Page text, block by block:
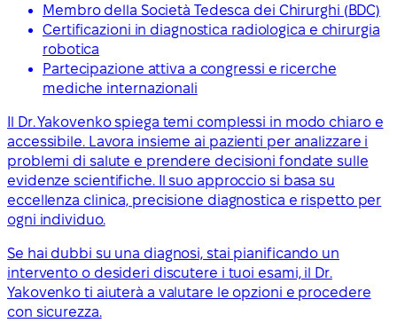
Membro della Società Tedesca dei Chirurghi (BDC)
Certificazioni in diagnostica radiologica e chirurgia
robotica
Partecipazione attiva a congressi e ricerche
mediche internazionali
Il Dr. Yakovenko spiega temi complessi in modo chiaro e
accessibile. Lavora insieme ai pazienti per analizzare i
problemi di salute e prendere decisioni fondate sulle
evidenze scientifiche. Il suo approccio si basa su
eccellenza clinica, precisione diagnostica e rispetto per
ogni individuo.
Se hai dubbi su una diagnosi, stai pianificando un
intervento o desideri discutere i tuoi esami, il Dr.
Yakovenko ti aiuterà a valutare le opzioni e procedere
con sicurezza.